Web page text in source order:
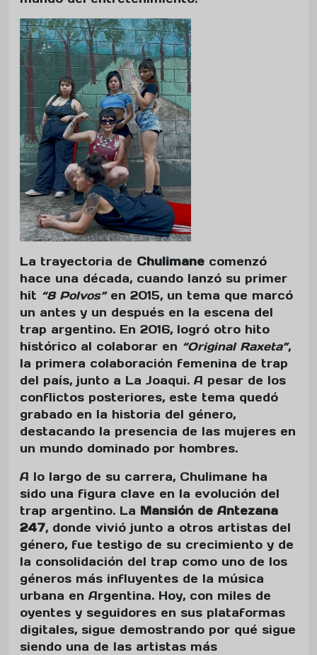
La trayectoria de Chulimane comenzó
hace una década, cuando lanzó su primer
hit “8 Polvos”en 2015, un tema que marcó
un antes y un después en la escena del
trap argentino. En 2016, logró otro hito
histórico al colaborar en “Original Raxeta”,
la primera colaboración femenina de trap
del país, junto a La Joaqui. A pesar de los
conflictos posteriores, este tema quedó
grabado en la historia del género,
destacando la presencia de las mujeres en
un mundo dominado por hombres.
A lo largo de su carrera, Chulimane ha
sido una figura clave en la evolución del
trap argentino. La Mansión de Antezana
247, donde vivió junto a otros artistas del
género, fue testigo de su crecimiento y de
la consolidación del trap como uno de los
géneros más influyentes de la música
urbana en Argentina. Hoy, con miles de
oyentes y seguidores en sus plataformas
digitales, sigue demostrando por qué sigue
siendo una de las artistas más